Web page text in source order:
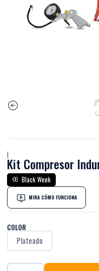
|
Kit Compresor
Black Week
MIRA CÓMO FUNCIONA
COLOR
Plateado